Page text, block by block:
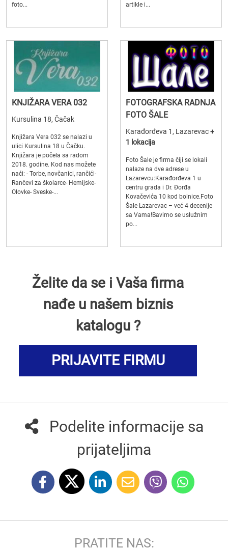
foto...
artikle i...
KNJIŽARA VERA 032
Kursulina 18, Čačak
Knjižara Vera 032 se nalazi u
ulici Kursulina 18 u Čačku.
Knjižara je počela sa radom
2018. godine. Kod nas možete
naći: - Torbe, novčanici, rančići-
Rančevi za školarce- Hemijske-
Olovke- Sveske-...
FOTOGRAFSKA RADNJA
FOTO ŠALE
Karađorđeva 1, Lazarevac+
1 lokacija
Foto Šale je firma čiji se lokali
nalaze na dve adrese u
Lazarevcu:Karađorđeva 1 u
centru grada i Dr. Đorđa
Kovačevića 10 kod bolnice.Foto
Šale Lazarevac – već 4 decenije
sa Vama!Bavimo se uslužnim
po...
Želite da se i Vaša firma
nađe u našem biznis
katalogu ?
PRIJAVITE FIRMU
Podelite informacije sa
prijateljima
PRATITE NAS: